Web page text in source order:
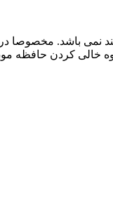
نمی باشد.